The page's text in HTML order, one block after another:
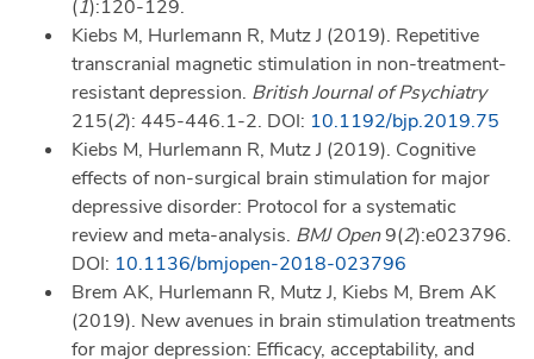
(1):120-129.
Kiebs M, Hurlemann R, Mutz J (2019). Repetitive
transcranial magnetic stimulation in non-treatment-
resistant depression. British Journal of Psychiatry
215(2): 445-446.1-2. DOI: 10.1192/bjp.2019.75
Kiebs M, Hurlemann R, Mutz J (2019). Cognitive
effects of non-surgical brain stimulation for major
depressive disorder: Protocol for a systematic
review and meta-analysis. BMJ Open9(2):e023796.
DOI: 10.1136/bmjopen-2018-023796
Brem AK, Hurlemann R, Mutz J, Kiebs M, Brem AK
(2019). New avenues in brain stimulation treatments
for major depression: Efficacy, acceptability, and